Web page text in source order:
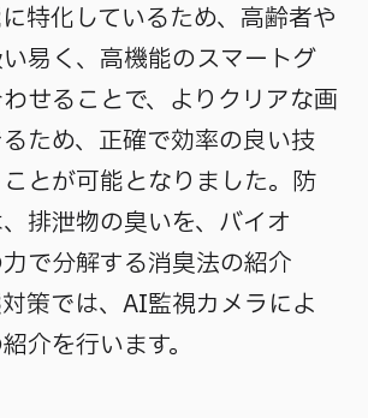
特化しているため、高齢者や
易く、高機能のスマートグ
せることで、よりクリアな画
ため、正確で効率の良い技
とが可能となりました。防
排泄物の臭いを、バイオ
力で分解する消臭法の紹介
策では、AI監視カメラによ
介を行います。